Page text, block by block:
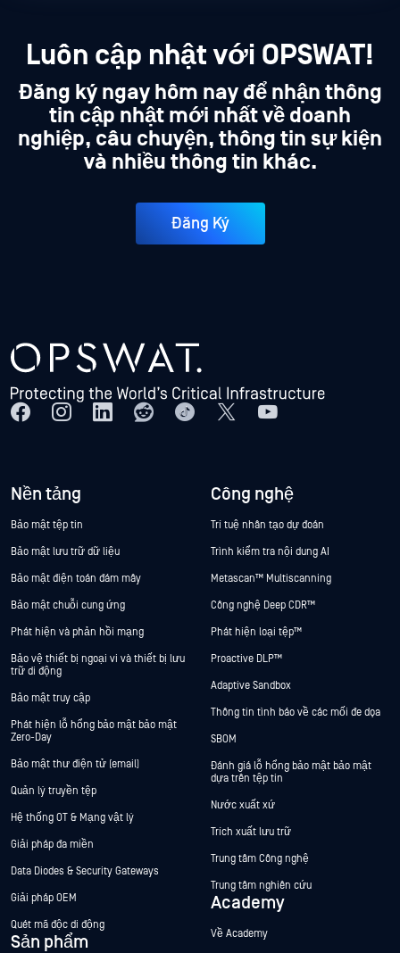
Luôn cập nhật với OPSWAT!
Đăng ký ngay hôm nay để nhận thông
tin cập nhật mới nhất về doanh
nghiệp, câu chuyện, thông tin sự kiện
và nhiều thông tin khác.
Đăng Ký
Nền tảng
Bảo mật tệp tin
Bảo mật lưu trữ dữ liệu
Bảo mật điện toán đám mây
Bảo mật chuỗi cung ứng
Phát hiện và phản hồi mạng
Bảo vệ thiết bị ngoại vi và thiết bị lưu
trữ di động
Bảo mật truy cập
Phát hiện lỗ hổng bảo mật bảo mật
Zero-Day
Bảo mật thư điện tử (email)
Quản lý truyền tệp
Hệ thống OT & Mạng vật lý
Giải pháp đa miền
Data Diodes & Security Gateways
Giải pháp OEM
Quét mã độc di động
Sản phẩm
Công nghệ
Trí tuệ nhân tạo dự đoán
Trình kiểm tra nội dung AI
Metascan™ Multiscanning
Công nghệ Deep CDR™
Phát hiện loại tệp™
Proactive DLP™
Adaptive Sandbox
Thông tin tình báo về các mối đe dọa
SBOM
Đánh giá lỗ hổng bảo mật bảo mật
dựa trên tệp tin
Nước xuất xứ
Trích xuất lưu trữ
Trung tâm Công nghệ
Trung tâm nghiên cứu
Academy
Về Academy